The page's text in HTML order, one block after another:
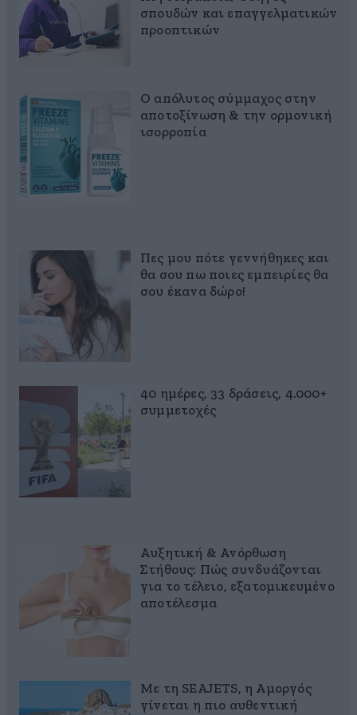
σπουδών και επαγγελματικών
προοπτικών
Ο απόλυτος σύμμαχος στην
αποτοξίνωση & την ορμονική
ισορροπία
Πες μου πότε γεννήθηκες και
θα σου πω ποιες εμπειρίες θα
σου έκανα δώρο!
40 ημέρες, 33 δράσεις, 4.000+
συμμετοχές
Αυξητική & Ανόρθωση
Στήθους: Πώς συνδυάζονται
για το τέλειο, εξατομικευμένο
αποτέλεσμα
Με τη SEAJETS, η Αμοργός
γίνεται η πιο αυθεντική